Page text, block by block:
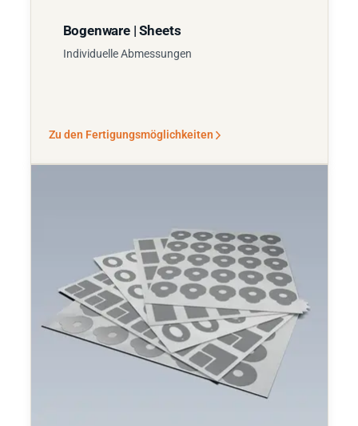
Bogenware | Sheets
Individuelle Abmessungen
Zu den Fertigungsmöglichkeiten